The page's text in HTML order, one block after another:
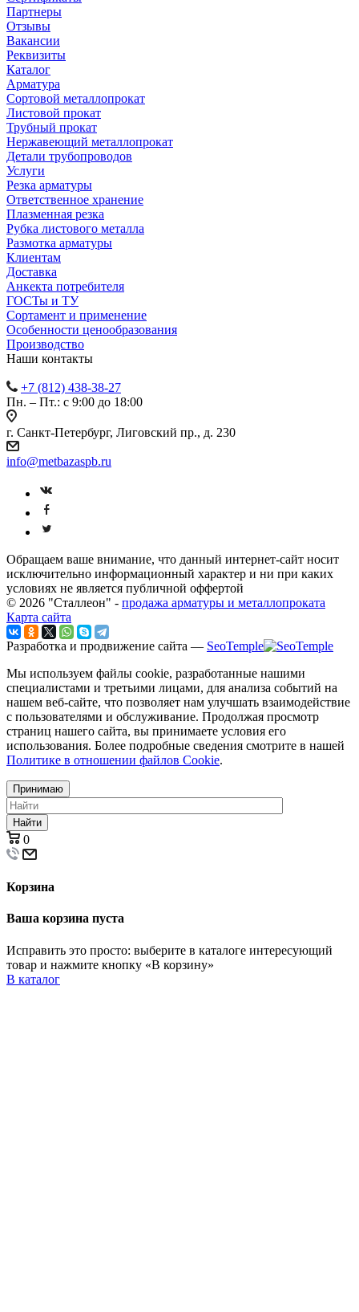
Партнеры
Отзывы
Вакансии
Реквизиты
Каталог
Арматура
Сортовой металлопрокат
Листовой прокат
Трубный прокат
Нержавеющий металлопрокат
Детали трубопроводов
Услуги
Резка арматуры
Ответственное хранение
Плазменная резка
Рубка листового металла
Размотка арматуры
Клиентам
Доставка
Анкекта потребителя
ГОСТы и ТУ
Сортамент и применение
Особенности ценообразования
Производство
Наши контакты
+7 (812) 438-38-27
Пн. – Пт.: с 9:00 до 18:00
г. Санкт-Петербург, Лиговский пр., д. 230
info@metbazaspb.ru
Обращаем ваше внимание, что данный интернет-сайт носит
исключительно информационный характер и ни при каких
условиях не является публичной оффертой
© 2026 "Сталлеон" - продажа арматуры и металлопроката
Карта сайта
Разработка и продвижение сайта — SeoTemple
Мы используем файлы cookie, разработанные нашими
специалистами и третьими лицами, для анализа событий на
нашем веб-сайте, что позволяет нам улучшать взаимодействие
с пользователями и обслуживание. Продолжая просмотр
страниц нашего сайта, вы принимаете условия его
использования. Более подробные сведения смотрите в нашей
Политике в отношении файлов Cookie.
Принимаю
Найти
0
Корзина
Ваша корзина пуста
Исправить это просто: выберите в каталоге интересующий
товар и нажмите кнопку «В корзину»
В каталог